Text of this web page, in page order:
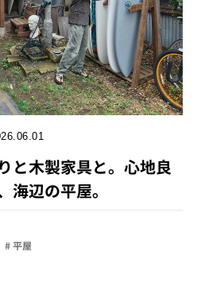
と木製家具と。心地良
海辺の平屋。
# 平屋